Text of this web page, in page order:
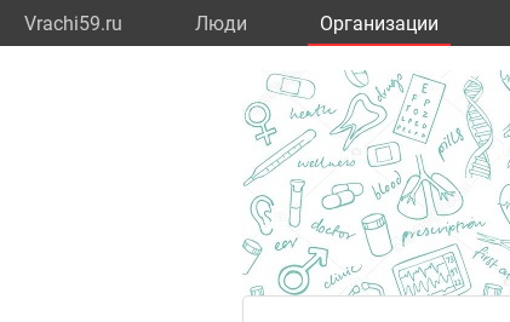
Vrachi59.ru Люди Организации